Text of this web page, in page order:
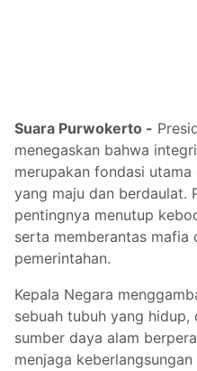
Suara Purwokerto -
menegaskan bahwa
merupakan fondasi
yang maju dan berdaulat.
pentingnya menutup
serta memberantas mafia
pemerintahan.
Kepala Negara
sebuah tubuh yang hidup,
sumber daya alam
menjaga